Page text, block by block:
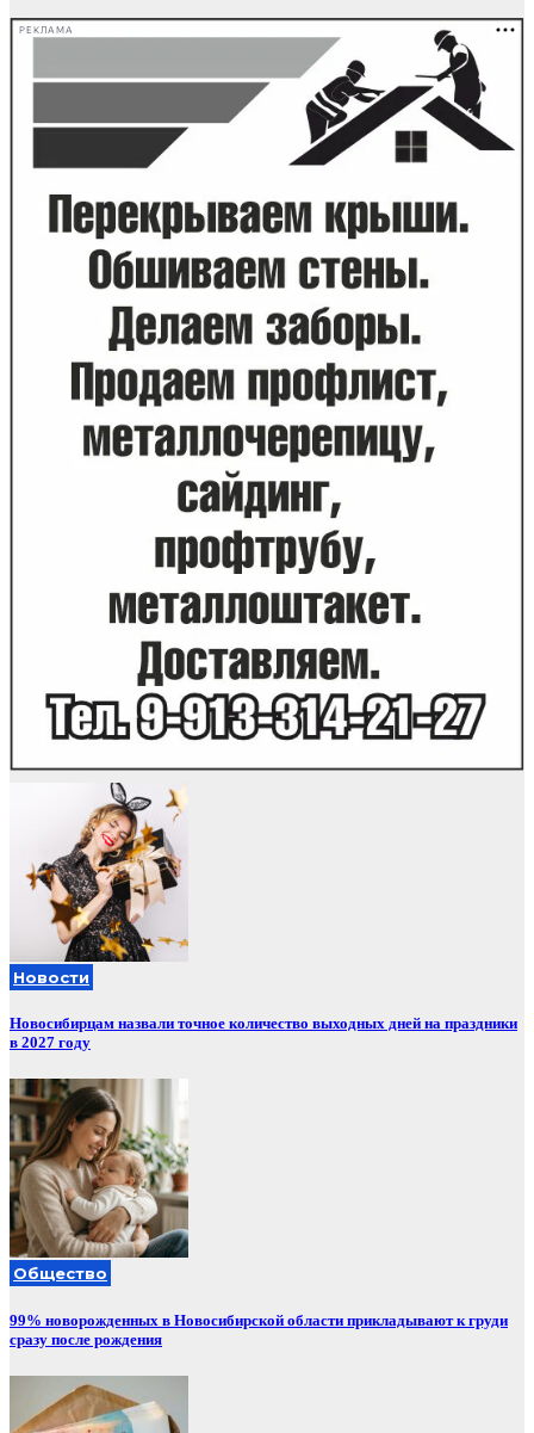
РЕКЛАМА
Новости
Новосибирцам назвали точное количество выходных дней на праздники
в 2027 году
Общество
99% новорожденных в Новосибирской области прикладывают к груди
сразу после рождения